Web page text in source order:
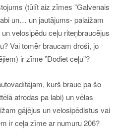
(tūlīt aiz zīmes ”Galvenais
un… un jautājums- palaižam
velosipēdu ceļu riteņbraucējus
Vai tomēr braucam droši, jo
ir zīme ”Dodiet ceļu”?
kurš brauc pa šo
atrodas pa labi) un vēlas
gājējus un velosipēdistus vai
ir ceļa zīme ar numuru 206?